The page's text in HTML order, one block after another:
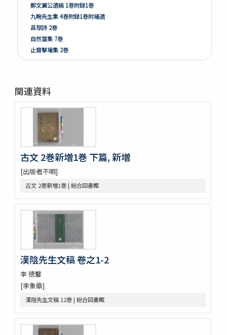
鄭文翼公遺稿 1巻附録1巻
九畹先生集 4巻附録1巻附補遺
昌黎詩 2巻
自然窩集 7巻
止齋撃壌集 2巻
江山文藻 2巻
龍飛御天歌
大東詩選 12巻
漢陰先生文稿 12巻
錦南先生集 5巻
潜谷先生遺稿 14巻
大陵遺稿 11巻
一嚢遺稿 2巻
月沙先生集 63巻附録5巻別集7巻
蘭雪軒集
韓客巾衍集 4巻
文谷集 28巻
藥泉集 34巻
華西文稿 1巻附1巻
南大池歌
體素集
遊山録 2巻
嘉林世稿 3巻附録1巻
四溟堂大師集 7巻
三節遺稿 10巻附録1巻
関連資料
古文 2巻新増1巻 下篇, 新増
[出版者不明]
古文 2巻新増1巻 | 総合図書館
漢陰先生文稿 卷之1-2
李 徳馨
[李象鼎]
漢陰先生文稿 12巻 | 総合図書館